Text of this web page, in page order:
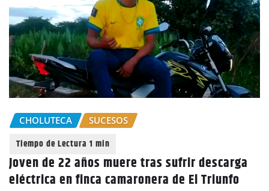
CHOLUTECA SUCESOS
Joven de 22 años muere tras sufrir descarga
eléctrica en finca camaronera de El Triunfo